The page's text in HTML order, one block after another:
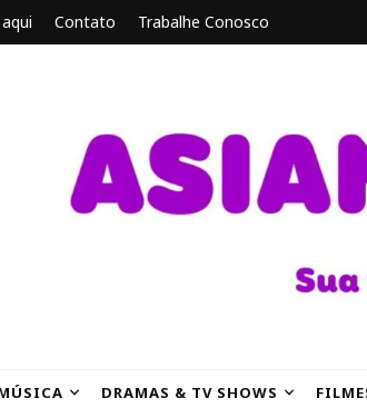
Contato Trabalhe Conosco
DRAMAS & TV SHOWS